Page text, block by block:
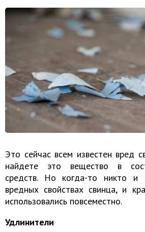
Это сейчас всем известен вред
найдете это вещество в
средств. Но когда-то никто и
вредных свойствах свинца, и
использовались повсеместно.
Удлинители